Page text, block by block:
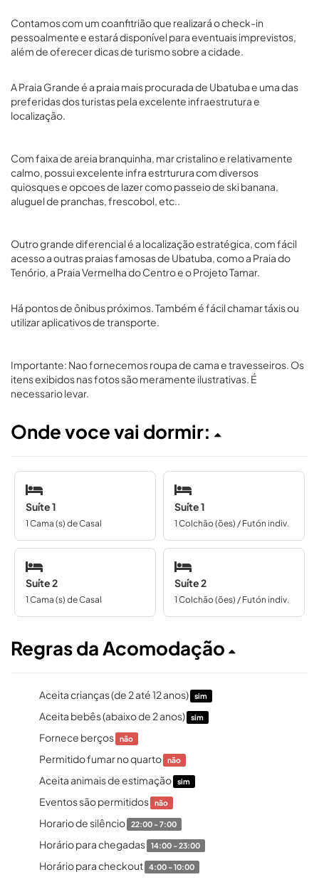
Contamos com um coanfitrião que realizará o check-in
pessoalmente e estará disponível para eventuais imprevistos,
além de oferecer dicas de turismo sobre a cidade.
A Praia Grande é a praia mais procurada de Ubatuba e uma das
preferidas dos turistas pela excelente infraestrutura e
localização.
Com faixa de areia branquinha, mar cristalino e relativamente
calmo, possui excelente infra estrturura com diversos
quiosques e opcoes de lazer como passeio de ski banana,
aluguel de pranchas, frescobol, etc..
Outro grande diferencial é a localização estratégica, com fácil
acesso a outras praias famosas de Ubatuba, como a Praia do
Tenório, a Praia Vermelha do Centro e o Projeto Tamar.
Há pontos de ônibus próximos. Também é fácil chamar táxis ou
utilizar aplicativos de transporte.
Importante: Nao fornecemos roupa de cama e travesseiros. Os
itens exibidos nas fotos são meramente ilustrativas. É
necessario levar.
Onde voce vai dormir:
Suíte 1
1 Cama (s) de Casal
Suíte 1
1 Colchão (ões) / Futón indiv.
Suíte 2
1 Cama (s) de Casal
Suíte 2
1 Colchão (ões) / Futón indiv.
Regras da Acomodação
Aceita crianças (de 2 até 12 anos) sim
Aceita bebês (abaixo de 2 anos) sim
Fornece berços não
Permitido fumar no quarto não
Aceita animais de estimação sim
Eventos são permitidos não
Horario de silêncio 22:00 - 7:00
Horário para chegadas 14:00 - 23:00
Horário para checkout 4:00 - 10:00